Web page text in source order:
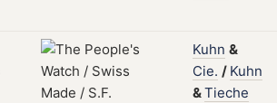
Kuhn &
Cie. / Kuhn
&Tieche